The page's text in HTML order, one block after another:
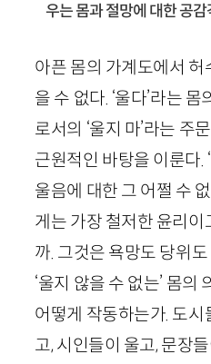
우는 몸과 절망에 대한 공감
아픈 몸의 가계도에서 허
을 수 없다. ‘울다’라는
로서의 ‘울지 마’라는 주문
근원적인 바탕을 이룬다.
울음에 대한 그 어쩔 수
게는 가장 철저한 윤리이
까. 그것은 욕망도 당위
‘울지 않을 수 없는’ 몸
어떻게 작동하는가. 도시
고, 시인들이 울고, 문장